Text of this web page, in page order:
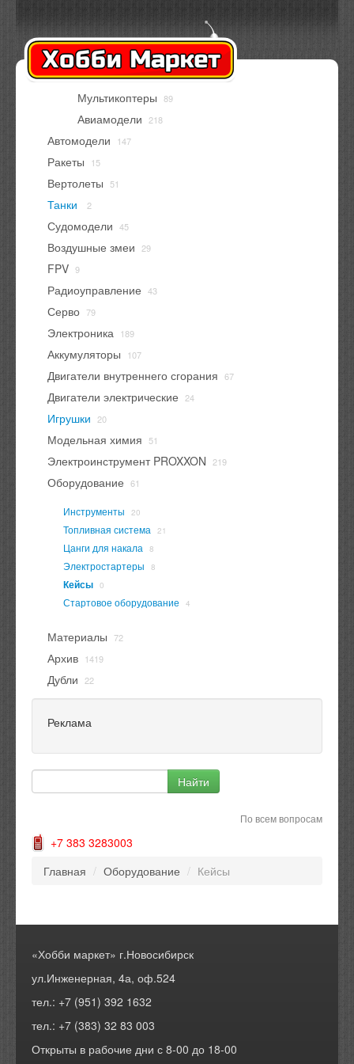
Оплата Доставка
Контакты
Вход
Регистрация
В корзине
Мультикоптеры 89
Авиамодели 218
Автомодели 147
Ракеты 15
Вертолеты 51
Танки 2
Судомодели 45
Воздушные змеи 29
FPV 9
Радиоуправление 43
Серво 79
Электроника 189
Аккумуляторы 107
Двигатели внутреннего сгорания 67
Двигатели электрические 24
Игрушки 20
Модельная химия 51
Электроинструмент PROXXON 219
Оборудование 61
Инструменты 20
Топливная система 21
Цанги для накала 8
Электростартеры 8
Кейсы 0
Стартовое оборудование 4
Материалы 72
Архив 1419
Дубли 22
Реклама
По всем вопросам
+7 383 3283003
Главная / Оборудование / Кейсы
«Хобби маркет» г.Новосибирск
ул.Инженерная, 4а, оф.524
тел.: +7 (951) 392 1632
тел.: +7 (383) 32 83 003
Открыты в рабочие дни с 8-00 до 18-00